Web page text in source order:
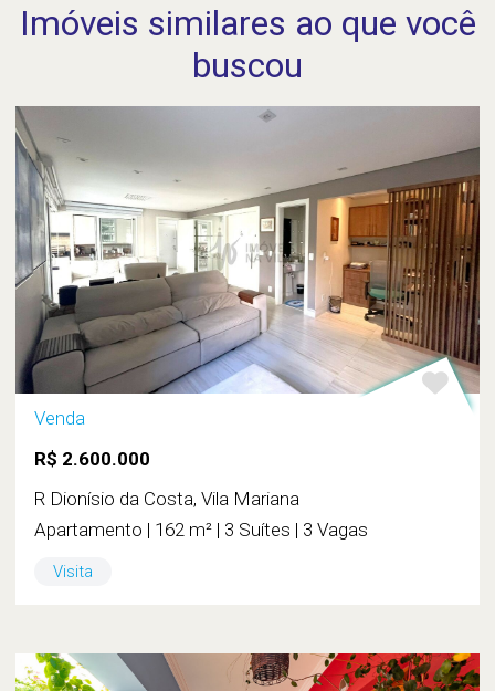
Imóveis similares ao que você
buscou
Venda
R$ 2.600.000
R Dionísio da Costa, Vila Mariana
Apartamento | 162 m² | 3 Suítes | 3 Vagas
Visita